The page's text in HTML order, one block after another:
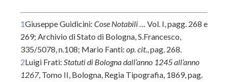
1Giuseppe Guidicini: Cose Notabili … Vol. I, pagg. 268 e
269; Archivio di Stato di Bologna, S.Francesco,
335/5078, n.108; Mario Fanti: op. cit., pag. 268.
2Luigi Frati: Statuti di Bologna dall’anno 1245 all’anno
1267, Tomo II, Bologna, Regia Tipografia, 1869, pag.